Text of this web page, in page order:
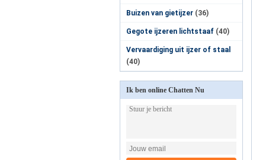
Buizen van gietijzer (36)
Gegote ijzeren lichtstaaf (40)
Vervaardiging uit ijzer of staal
(40)
Ik ben online Chatten Nu